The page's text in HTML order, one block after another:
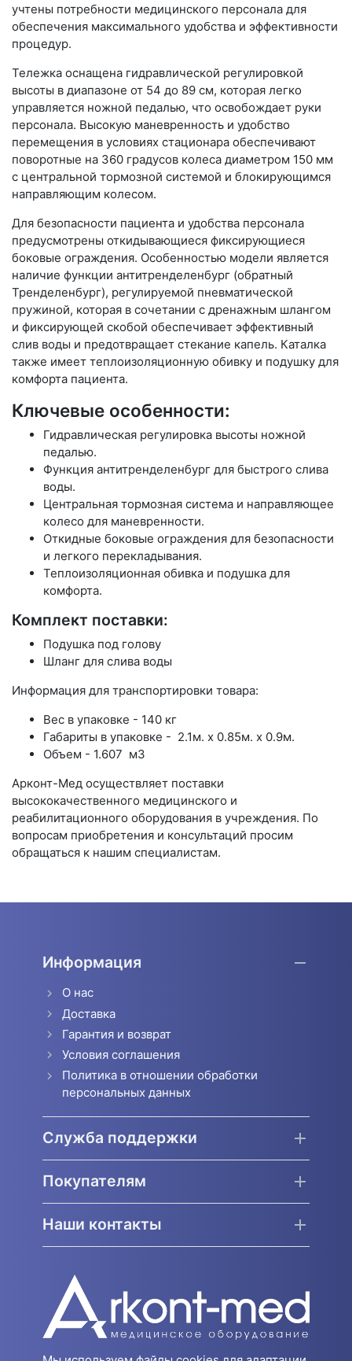
учтены потребности медицинского персонала для
обеспечения максимального удобства и эффективности
процедур.
Тележка оснащена гидравлической регулировкой
высоты в диапазоне от 54 до 89 см, которая легко
управляется ножной педалью, что освобождает руки
персонала. Высокую маневренность и удобство
перемещения в условиях стационара обеспечивают
поворотные на 360 градусов колеса диаметром 150 мм
с центральной тормозной системой и блокирующимся
направляющим колесом.
Для безопасности пациента и удобства персонала
предусмотрены откидывающиеся фиксирующиеся
боковые ограждения. Особенностью модели является
наличие функции антитренделенбург (обратный
Тренделенбург), регулируемой пневматической
пружиной, которая в сочетании с дренажным шлангом
и фиксирующей скобой обеспечивает эффективный
слив воды и предотвращает стекание капель. Каталка
также имеет теплоизоляционную обивку и подушку для
комфорта пациента.
Ключевые особенности:
Гидравлическая регулировка высоты ножной
педалью.
Функция антитренделенбург для быстрого слива
воды.
Центральная тормозная система и направляющее
колесо для маневренности.
Откидные боковые ограждения для безопасности
и легкого перекладывания.
Теплоизоляционная обивка и подушка для
комфорта.
Комплект поставки:
Подушка под голову
Шланг для слива воды
Информация для транспортировки товара:
Вес в упаковке - 140 кг
Габариты в упаковке - 2.1м. x 0.85м. x 0.9м.
Объем - 1.607 м3
Арконт-Мед осуществляет поставки
высококачественного медицинского и
реабилитационного оборудования в учреждения. По
вопросам приобретения и консультаций просим
обращаться к нашим специалистам.
Информация
О нас
Доставка
Гарантия и возврат
Условия соглашения
Политика в отношении обработки
персональных данных
Служба поддержки
Покупателям
Наши контакты